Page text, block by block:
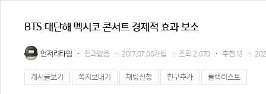
BTS 대단해 멕시코 콘서트 경제적 효과 보소
언저리타임 전과없음 2017.07.08가입 조회2,070 추천13
게시글보기 쪽지보내기 채팅신청 친구추가 블랙리스트